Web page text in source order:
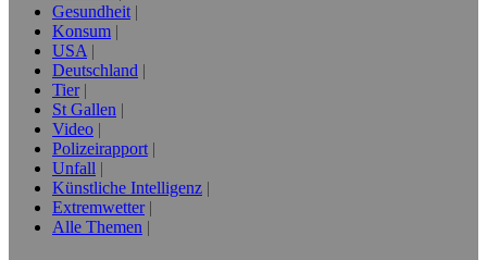
Gesundheit
Konsum
USA
Deutschland
Tier
St Gallen
Video
Polizeirapport
Unfall
Künstliche Intelligenz
Extremwetter
Alle Themen